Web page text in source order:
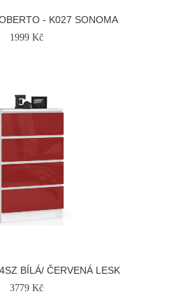
- K027 SONOMA
1999 Kč
BÍLÁ/ ČERVENÁ LESK
3779 Kč